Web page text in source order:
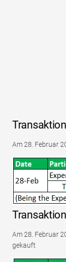
Am 28. Februar
Am 28. Februar
gekauft